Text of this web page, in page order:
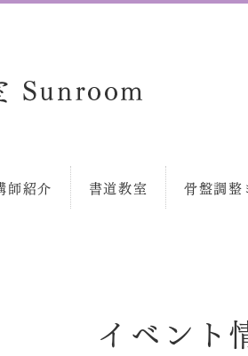
師紹介 書道教室 骨盤調整
イベント